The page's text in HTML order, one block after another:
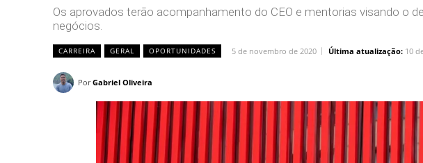
Os aprovados terão acompanhamento do CEO e mentorias visando o
negócios.
CARREIRA GERAL OPORTUNIDADES 5 de novembro de 2020 Última atualização: 10
Por Gabriel Oliveira